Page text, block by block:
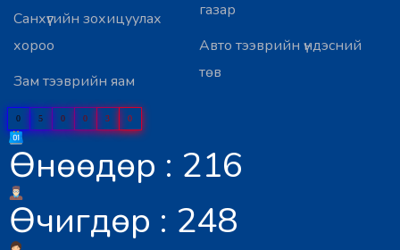
Санхүүгийн зохицуулах
хороо
Зам тээврийн яам
газар
Авто тээврийн үндэсний
төв
0 5 0 0 3 0
Өнөөдөр : 216
Өчигдөр : 248